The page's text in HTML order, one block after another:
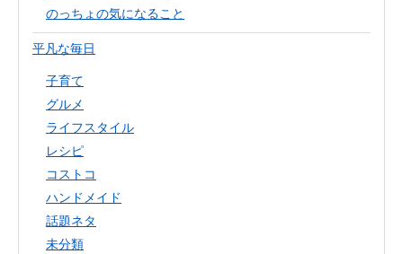
のっちょの気になること
平凡な毎日
子育て
グルメ
ライフスタイル
レシピ
コストコ
ハンドメイド
話題ネタ
未分類